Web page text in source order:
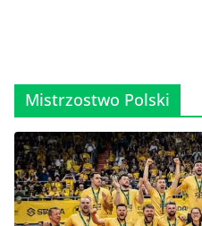
Mistrzostwo Polski